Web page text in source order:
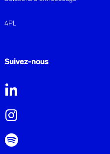
4PL
Suivez-nous